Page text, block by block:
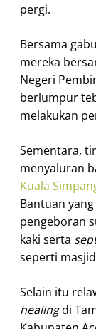
pergi.
Bersama
mereka
Negeri
berlumpur
melakukan
Sementara,
menyaluran
Kuala
Bantuan
pengeboran
kaki serta
seperti
Selain itu
healingdi